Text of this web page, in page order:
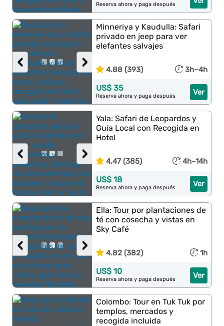
Reserva ahora y paga después
›
‹
Minneriya y Kaudulla: Safari
privado en jeep para ver
elefantes salvajes
4.88 (393) 3h–4h
Ver
US$ 35
Reserva ahora y paga después
›
‹
Yala: Safari de Leopardos y
Guía Local con Recogida en
Hotel
4.47 (385) 4h–14h
Ver
US$ 18
Reserva ahora y paga después
›
‹
Ella: Tour por plantaciones de
té con cosecha y vistas en
Sky Café
4.82 (382) 1h
Ver
US$ 10
Reserva ahora y paga después
Colombo: Tour en Tuk Tuk por
templos, mercados y
recogida incluida